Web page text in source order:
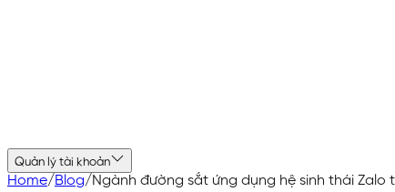
Quản lý tài khoản
Home/Blog/Ngành đường sắt ứng dụng hệ sinh thái